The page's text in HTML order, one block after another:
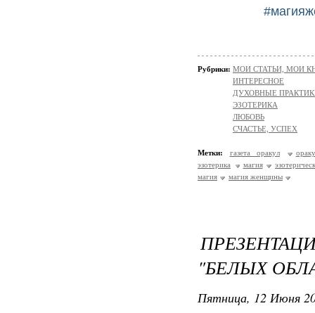
Рубрики: МОИ СТАТЬИ, МОИ
ИНТЕРЕСНОЕ
ДУХОВНЫЕ
ЭЗОТЕРИКА
ЛЮБОВЬ
СЧАСТЬЕ, УСПЕХ
Метки: газета оракул
эзотерика
магия
магия
магия женщины
"БЕЛЫХ
Пятница, 12 Июня